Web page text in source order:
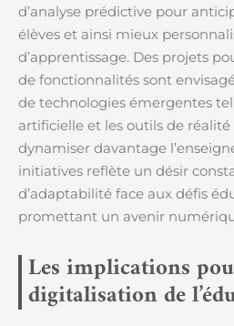
d’analyse prédictive pour
élèves et ainsi mieux
d’apprentissage. Des projets
de fonctionnalités sont
de technologies émergentes
artificielle et les outils de
dynamiser davantage
initiatives reflète un désir
d’adaptabilité face aux défis
promettant un avenir
Les implications
digitalisation de